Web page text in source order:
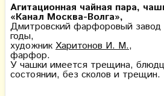
Агитационная чайная пара,
«Канал Москва-Волга»,
Дмитровский фарфоровый завод
годы,
художник Харитонов И. М.,
фарфор.
У чашки имеется трещина,
состоянии, без сколов и трещин.